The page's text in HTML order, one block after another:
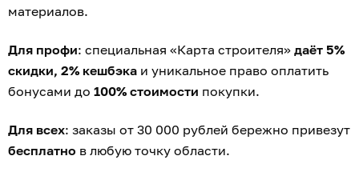
материалов.
Для профи: специальная «Карта строителя» даёт 5%
скидки, 2% кешбэка и уникальное право оплатить
бонусами до 100% стоимости покупки.
Для всех: заказы от 30 000 рублей бережно привезут
бесплатно в любую точку области.